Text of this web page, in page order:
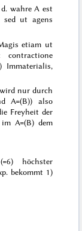
wahre A est
sed ut agens
etiam ut
Immaterialis,
nur durch
A=(B)) also
Freyheit der
A=(B) dem
höchster
bekommt 1)